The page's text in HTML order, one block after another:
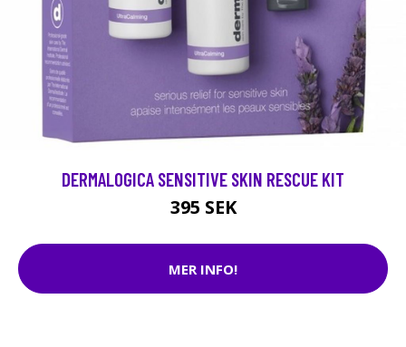
DERMALOGICA SENSITIVE SKIN RESCUE KIT
395 SEK
MER INFO!